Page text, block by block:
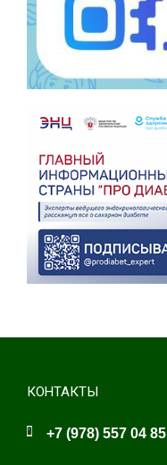
КОНТАКТЫ
+7 (978) 557 04 85